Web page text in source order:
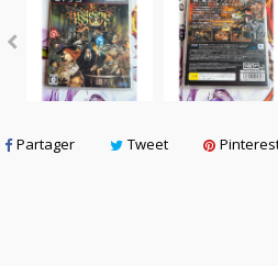
Partager Tweet